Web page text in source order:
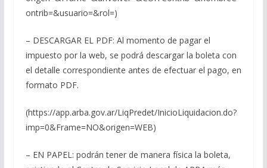
ontrib=&usuario=&rol=)
– DESCARGAR EL PDF: Al momento de pagar el
impuesto por la web, se podrá descargar la boleta con
el detalle correspondiente antes de efectuar el pago, en
formato PDF.
(https://app.arba.gov.ar/LiqPredet/InicioLiquidacion.do?
imp=0&Frame=NO&origen=WEB)
– EN PAPEL: podrán tener de manera física la boleta,